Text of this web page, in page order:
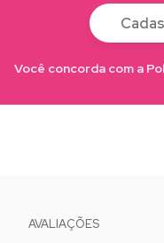
Você concorda com a
AVALIAÇÕES